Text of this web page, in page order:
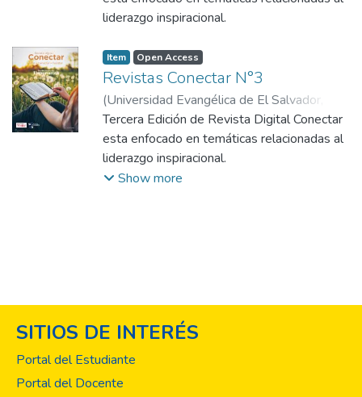
liderazgo inspiracional.
Item Open Access
Revistas Conectar N°3
(Universidad Evangélica de El Salvador,
2025-02)Alianza Evangelica Mujer El
Salvador
Tercera Edición de Revista Digital Conectar
esta enfocado en temáticas relacionadas al
liderazgo inspiracional.
Show more
SITIOS DE INTERÉS
Portal del Estudiante
Portal del Docente